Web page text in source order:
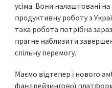
усіма. Вони налаштовані
продуктивну роботу з
така робота потрібна зараз
прагне наблизити
спільну перемогу.
Маємо відтепер і нового
фандрейзингової